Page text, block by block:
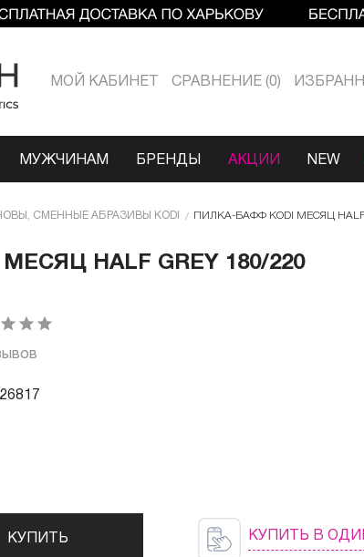
МОЙ КАБИНЕТ СРАВНЕНИЕ 0
МУЖЧИНАМ БРЕНДЫ АКЦИИ NEW
СМЕННЫЕ АБРАЗИВЫ KODI ПИЛКА-БАФФ КODI МЕСЯЦ HALF
HALF GREY 180/220
КУПИТЬ КУПИТЬ В